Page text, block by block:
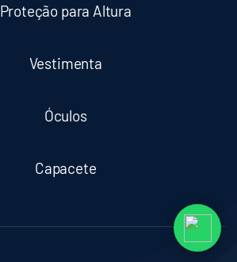
Proteção para Altura
Vestimenta
Óculos
Capacete